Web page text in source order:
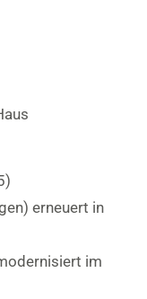
erneuert in
im